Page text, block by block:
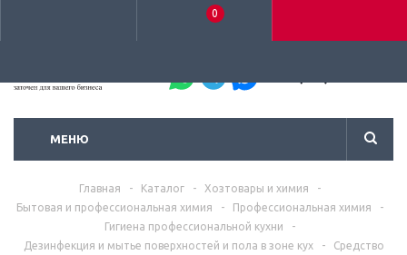
0
МЕНЮ
Главная - Каталог - Хозтовары и химия
-
Бытовая и профессиональная химия
- Профессиональная химия
-
Гигиена профессиональной кухни
-
Дезинфекция и мытье поверхностей и пола в зоне кух
-
Средство